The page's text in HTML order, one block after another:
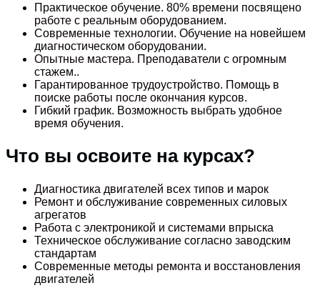
Практическое обучение. 80% времени посвящено
работе с реальным оборудованием.
Современные технологии. Обучение на новейшем
диагностическом оборудовании.
Опытные мастера. Преподаватели с огромным
стажем..
Гарантированное трудоустройство. Помощь в
поиске работы после окончания курсов.
Гибкий график. Возможность выбрать удобное
время обучения.
Что вы освоите на курсах?
Диагностика двигателей всех типов и марок
Ремонт и обслуживание современных силовых
агрегатов
Работа с электроникой и системами впрыска
Техническое обслуживание согласно заводским
стандартам
Современные методы ремонта и восстановления
двигателей